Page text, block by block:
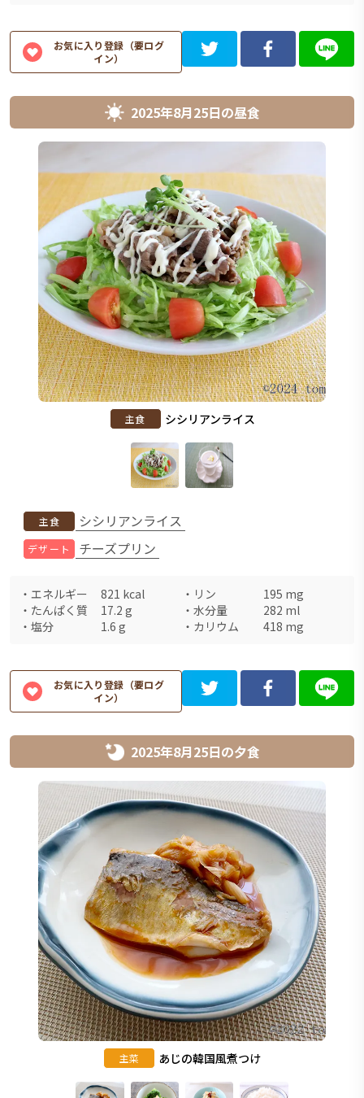
お気に入り登録（要ログ
イン）
2025年8月25日の昼食
主食 シシリアンライス
主食 シシリアンライス
デザート チーズプリン
・ エネルギー 821 kcal ・ リン 195 mg
・ たんぱく質 17.2 g ・ 水分量 282 ml
・ 塩分 1.6 g ・ カリウム 418 mg
お気に入り登録（要ログ
イン）
2025年8月25日の夕食
主菜 あじの韓国風煮つけ